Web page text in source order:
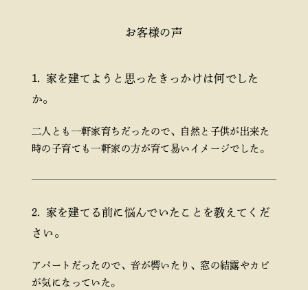
お客様の声
家を建てようと思ったきっかけは何でした
か。
二人とも一軒家育ちだったので、自然と子供が出来た
時の子育ても一軒家の方が育て易いイメージでした。
家を建てる前に悩んでいたことを教えてくだ
さい。
アパートだったので、音が響いたり、窓の結露やカビ
が気になっていた。